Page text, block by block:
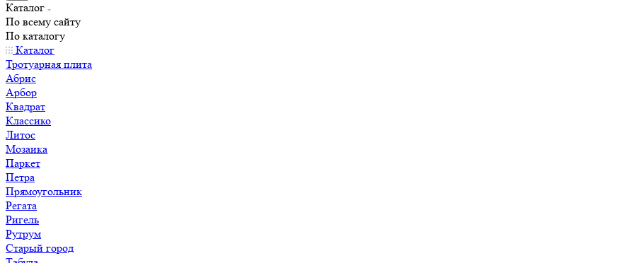
Каталог
По всему сайту
По каталогу
Каталог
Тротуарная плита
Абрис
Арбор
Квадрат
Классико
Литос
Мозаика
Паркет
Петра
Прямоугольник
Регата
Ригель
Рутрум
Старый город